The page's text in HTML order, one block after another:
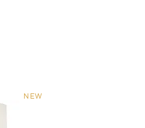
NEW